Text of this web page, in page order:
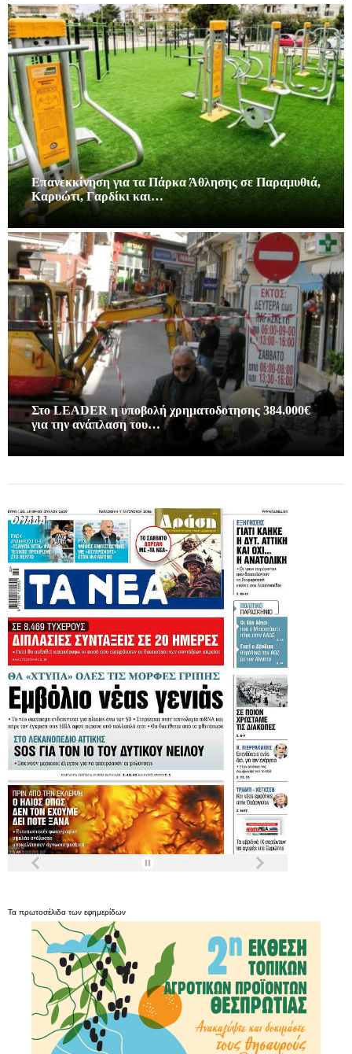
Επανεκκίνηση για τα Πάρκα Άθλησης σε Παραμυθιά,
Καρυώτι, Γαρδίκι και…
Στο LEADER η υποβολή χρηματοδοτησης 384.000€
για την ανάπλαση του…
Τα πρωτοσέλιδα των εφημερίδων